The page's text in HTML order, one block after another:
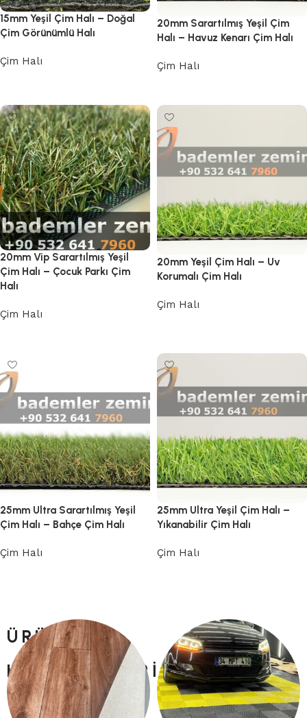
15mm Yeşil Çim Halı – Doğal
Çim Görünümlü Halı
Çim Halı
20mm Sarartılmış Yeşil Çim
Halı – Havuz Kenarı Çim Halı
Çim Halı
20mm Vip Sarartılmış Yeşil
Çim Halı – Çocuk Parkı Çim
Halı
Çim Halı
20mm Yeşil Çim Halı – Uv
Korumalı Çim Halı
Çim Halı
25mm Ultra Sarartılmış Yeşil
Çim Halı – Bahçe Çim Halı
Çim Halı
25mm Ultra Yeşil Çim Halı –
Yıkanabilir Çim Halı
Çim Halı
ÜRÜN
KATEGORILERI